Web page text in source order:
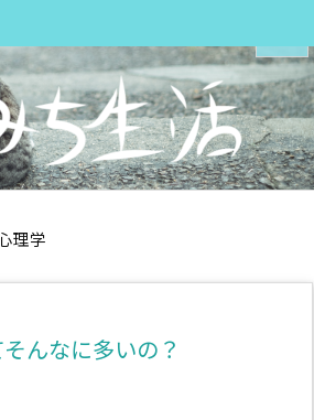
りみち
メニュ
サイド
理学
んなに多いの？